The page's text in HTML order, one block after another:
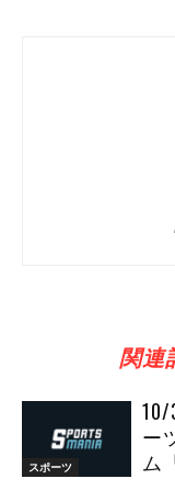
関連
スポーツ
10/
ー
ム